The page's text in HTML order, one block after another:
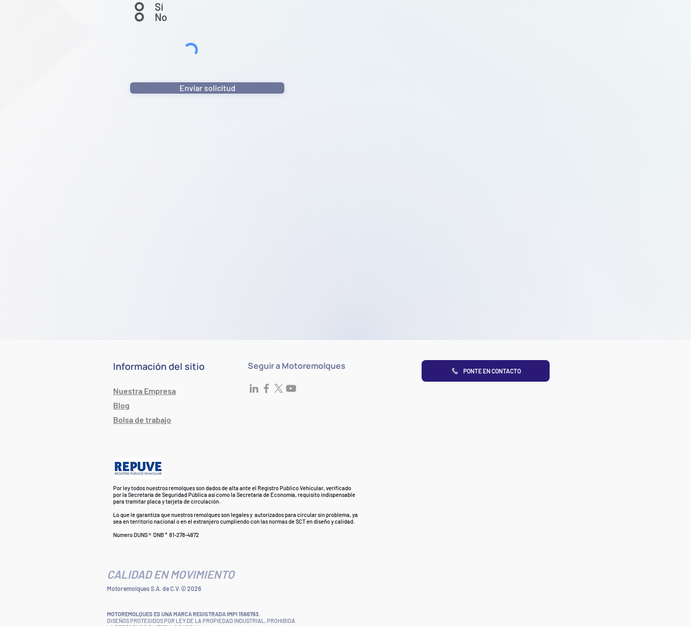
Sí
No
Enviar solicitud
Información del sitio
Nuestra Empresa
Blog
Bolsa de trabajo
Seguir a Motoremolques
Por ley todos nuestros remolques son dados de alta ante el Registro Público Vehicular, verificado
por la Secretaría de Seguridad Pública así como la Secretaría de Economía, requisito indispensable
para tramitar placa y tarjeta de circulación.
Lo que le garantiza que nuestros remolques son legales y autorizados para circular sin problema, ya
sea en territorio nacional o en el extranjero cumpliendo con las normas de SCT en diseño y calidad.
Número DUNS ® DNB * 81-278-4872
CALIDAD EN MOVIMIENTO
Motoremolques S.A. de C.V. © 2026
PONTE EN CONTACTO
MOTOREMOLQUES ES UNA MARCA REGISTRADA IMPI 1566793.
DISEÑOS PROTEGIDOS POR LEY DE LA PROPIEDAD INDUSTRIAL. PROHIBIDA